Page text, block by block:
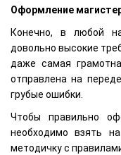
Оформление
Конечно, в любой
довольно высокие
даже самая
отправлена на
грубые ошибки.
Чтобы правильно
необходимо взять
методичку с